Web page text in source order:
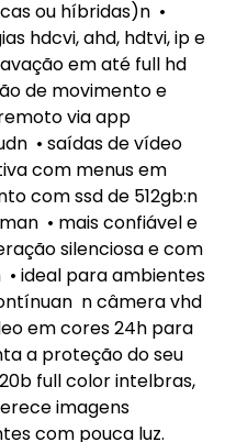
ou híbridas)n •
hdcvi, ahd, hdtvi, ip e
em até full hd
de movimento e
via app
• saídas de vídeo
com menus em
com ssd de 512gb:n
• mais confiável e
silenciosa e com
ideal para ambientes
n câmera vhd
em cores 24h para
a proteção do seu
full color intelbras,
imagens
com pouca luz.